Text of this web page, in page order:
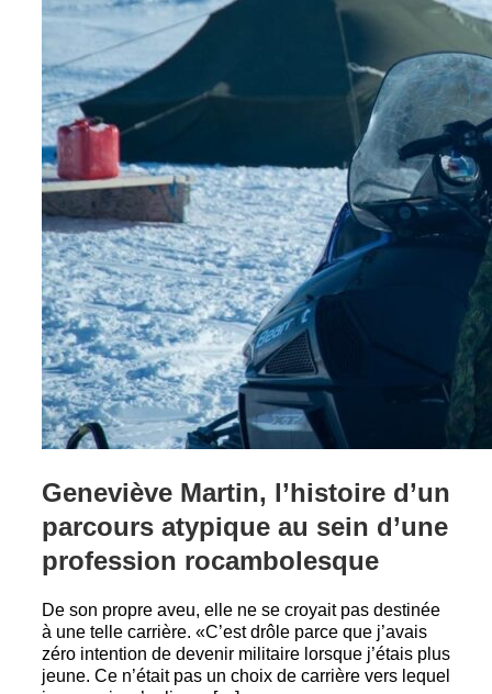
Geneviève Martin, l’histoire d’un
parcours atypique au sein d’une
profession rocambolesque
De son propre aveu, elle ne se croyait pas destinée
à une telle carrière. «C’est drôle parce que j’avais
zéro intention de devenir militaire lorsque j’étais plus
jeune. Ce n’était pas un choix de carrière vers lequel